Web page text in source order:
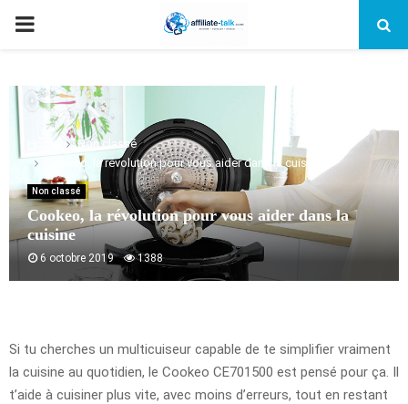
PRIMARY
Home
Non classé
Cookeo, la révolution pour vous aider dans la cuisine
Non classé
Cookeo, la révolution pour vous aider dans la
cuisine
6 octobre 2019 1388
Si tu cherches un multicuiseur capable de te simplifier vraiment
la cuisine au quotidien, le Cookeo CE701500 est pensé pour ça. Il
t’aide à cuisiner plus vite, avec moins d’erreurs, tout en restant